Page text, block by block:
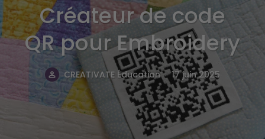
Créateur de code
QR pour Embroidery
CREATIVATE Éducation . 17 juin 2025